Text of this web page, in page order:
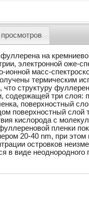
на
электронной оже-
ионной масс-
термическим
структуру
содержащей три слоя:
поверхностный
поверхностный слой
кислорода с
пленки
20-40 nm, при этом
островков
в виде неоднородного